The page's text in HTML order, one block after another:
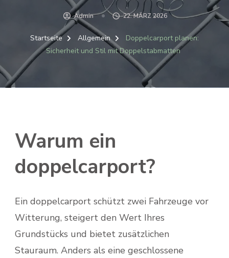
Admin 22. MÄRZ 2026
Startseite Allgemein
Doppelcarport planen:
Sicherheit und Stil mit Doppelstabmatten
Warum ein
doppelcarport?
Ein doppelcarport schützt zwei Fahrzeuge vor
Witterung, steigert den Wert Ihres
Grundstücks und bietet zusätzlichen
Stauraum. Anders als eine geschlossene